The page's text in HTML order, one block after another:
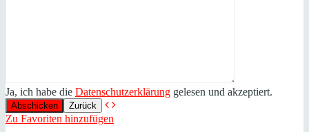
Ja, ich habe die Datenschutzerklärung gelesen und akzeptiert.
Zurück
Zu Favoriten hinzufügen